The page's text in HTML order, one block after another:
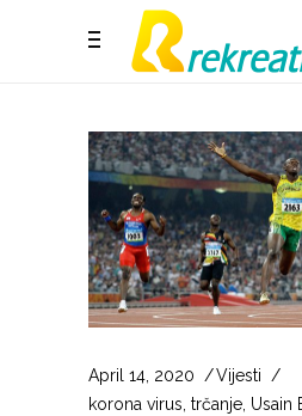
April 14, 2020
Vijesti
korona virus, trčanje, Usain